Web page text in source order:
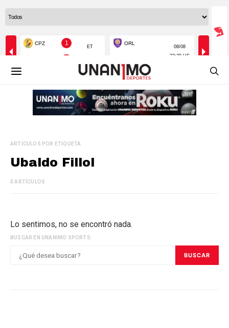
ARTÍCULOS POR ETIQUETA
Ubaldo Fillol
0 ARTÍCULOS
Lo sentimos, no se encontró nada.
BUSCAR EN UNANIMO SPORTS:
BUSCAR